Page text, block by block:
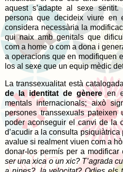
aquest s’adapte al sexe sentit.
persona que decideix viure en
considera necessària la
qui naix amb genitals que
com a home o com a dona i
a operacions que en modifiquen
los al sexe que un equip mèdic
La transsexualitat està
de la identitat de gènereen
mentals internacionals; això
persones transsexuals
poder aconseguir el canvi de la
d’acudir a la consulta
avalue si realment viuen com a
donar-los permís per a
ser una xica o un xic? T’agrada